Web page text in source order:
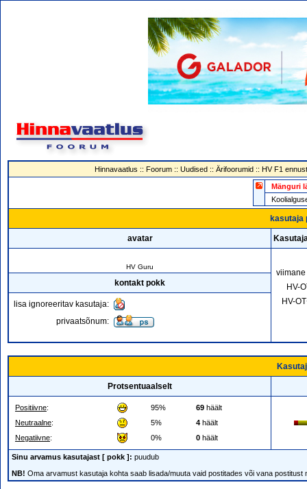
Hinnavaatlus :: Foorum:: Uudised:: Ärifoorumid:: HV F1
Mänguri
kasutaja
avatar
HV Guru
HV-
HV-
kontakt pokk
lisa ignoreeritav kasutaja:
privaatsõnum:
Protsentuaalselt
Positiivne: 95% 69 häält
Neutraalne: 5% 4 häält
Negatiivne: 0% 0 häält
Sinu arvamus kasutajast [ pokk ]: puudub
NB! Oma arvamust kasutaja kohta saab lisada/muuta vaid postitades või vana postitust